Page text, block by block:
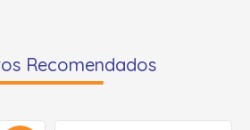
Recomendados